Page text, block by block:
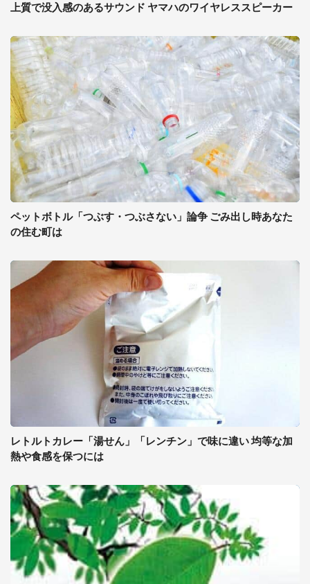
上質で没入感のあるサウンド ヤマハのワイヤレススピーカー
ペットボトル「つぶす・つぶさない」論争 ごみ出し時あなた
の住む町は
レトルトカレー「湯せん」「レンチン」で味に違い 均等な加
熱や食感を保つには